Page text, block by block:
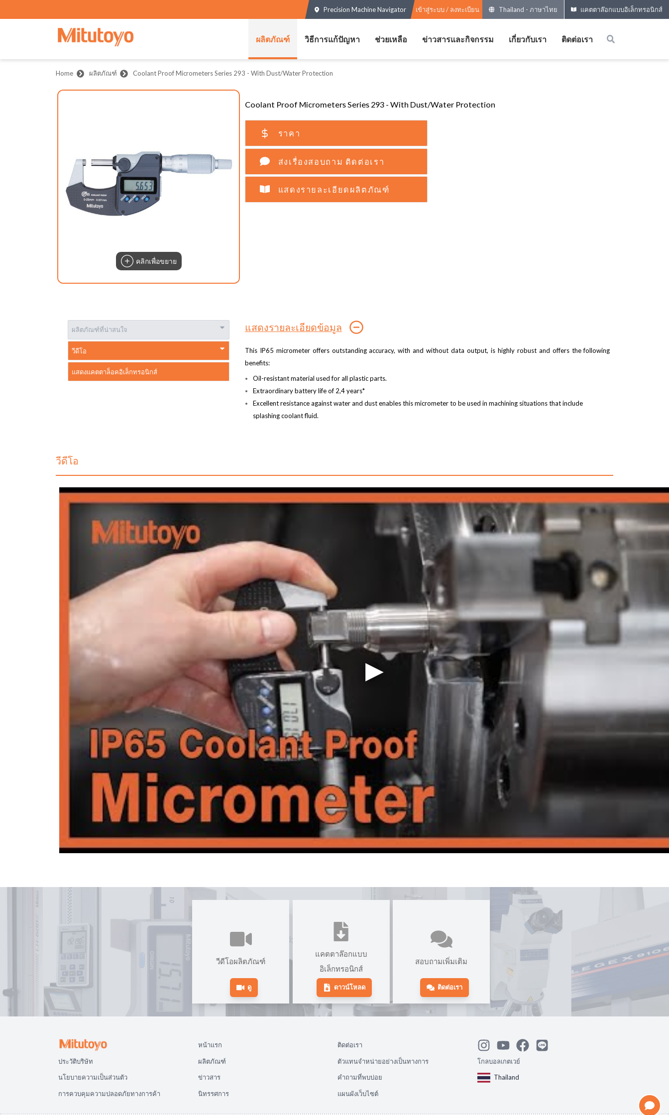
Precision Machine Navigator เข้าสู่ระบบ / ลงทะเบียน Thailand - ภาษาไทย แคตตาล๊อกแบบอิเล็กทรอนิกส์
ผลิตภัณฑ์ วิธีการแก้ปัญหา ช่วยเหลือ ข่าวสารและกิจกรรม เกี่ยวกับเรา ติดต่อเรา
Home ผลิตภัณฑ์ Coolant Proof Micrometers Series 293 - With Dust/Water Protection
คลิกเพื่อขยาย
Coolant Proof Micrometers Series 293 - With Dust/Water Protection
ราคา
ส่งเรื่องสอบถาม ติดต่อเรา
แสดงรายละเอียดผลิตภัณฑ์
ผลิตภัณฑ์ที่น่าสนใจ
วีดีโอ
แสดงแคตตาล็อคอิเล็กทรอนิกส์
แสดงรายละเอียดข้อมูล
This IP65 micrometer offers outstanding accuracy, with and without data output, is highly robust and offers the following
benefits:
Oil-resistant material used for all plastic parts.
Extraordinary battery life of 2,4 years*
Excellent resistance against water and dust enables this micrometer to be used in machining situations that include
splashing coolant fluid.
วีดีโอ
วีดีโอผลิตภัณฑ์
ดู
แคตตาล๊อกแบบ
อิเล็กทรอนิกส์
ดาวน์โหลด
สอบถามเพิ่มเติม
ติดต่อเรา
ประวัติบริษัท
นโยบายความเป็นส่วนตัว
การควบคุมความปลอดภัยทางการค้า
หน้าแรก
ผลิตภัณฑ์
ข่าวสาร
นิทรรศการ
ติดต่อเรา
ตัวแทนจำหน่ายอย่างเป็นทางการ
คำถามที่พบบ่อย
แผนผังเว็บไซต์
โกลบอลเกตเวย์
Thailand